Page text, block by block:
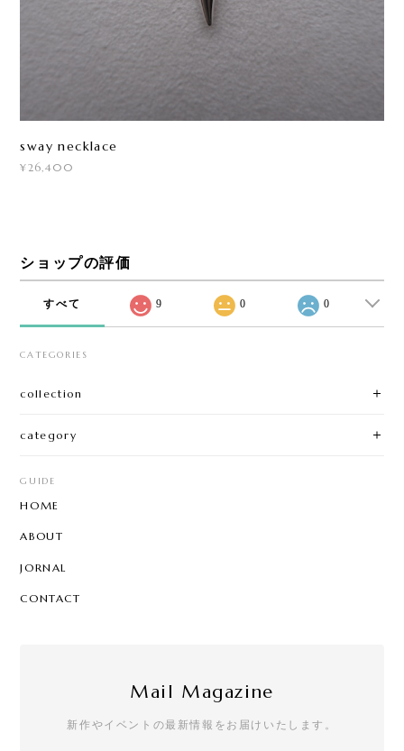
sway necklace
¥26,400
ショップの評価
すべて 9 0 0
CATEGORIES
collection
category
GUIDE
HOME
ABOUT
JORNAL
CONTACT
Mail Magazine
新作やイベントの最新情報をお届けいたします。